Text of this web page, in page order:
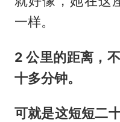
一样。
2 公里的距离，
十多分钟。
可就是这短短二